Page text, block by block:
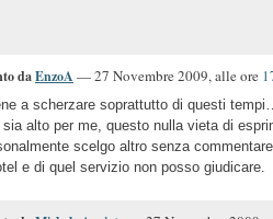
daEnzoA — 27 Novembre 2009, alle ore
a scherzare soprattutto di questi
sia alto per me, questo nulla vieta di
scelgo altro senza
e di quel servizio non posso giudicare.